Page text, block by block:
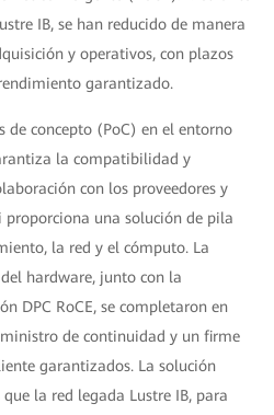
IB, se han reducido de manera
y operativos, con plazos
garantizado.
de concepto (PoC) en el entorno
la compatibilidad y
con los proveedores y
proporciona una solución de pila
la red y el cómputo. La
hardware, junto con la
DPC RoCE, se completaron en
de continuidad y un firme
garantizados. La solución
la red legada Lustre IB, para